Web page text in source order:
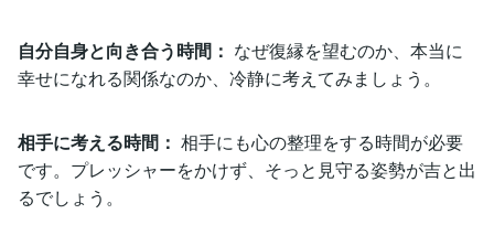
自分自身と向き合う時間： なぜ復縁を望むのか、本当に
幸せになれる関係なのか、冷静に考えてみましょう。
相手に考える時間： 相手にも心の整理をする時間が必要
です。プレッシャーをかけず、そっと見守る姿勢が吉と出
るでしょう。